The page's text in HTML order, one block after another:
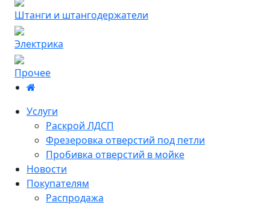
Штанги и штангодержатели
Электрика
Прочее
Услуги
Раскрой ЛДСП
Фрезеровка отверстий под петли
Пробивка отверстий в мойке
Новости
Покупателям
Распродажа